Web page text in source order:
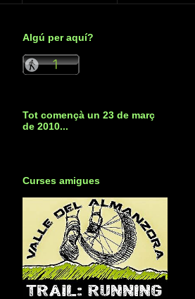
Algú per aquí?
Tot començà un 23 de març
de 2010...
Curses amigues